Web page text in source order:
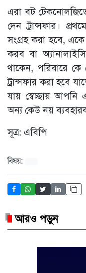
এরা বট
দেন ট্রান্সফার।
সংগ্রহ করা হবে,
করব বা
থাকেন, পরিবারে
ট্রান্সফার করা হবে
যায় স্বেচ্ছায়
অন্য কেউ নয়
সূত্র: এবিপি
বিষয়:
আরও পড়ুন